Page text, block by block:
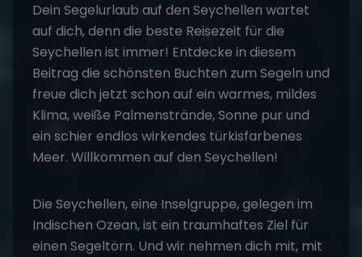
Dein Segelurlaub auf den Seychellen wartet
auf dich, denn die beste Reisezeit für die
Seychellen ist immer! Entdecke in diesem
Beitrag die schönsten Buchten zum Segeln und
freue dich jetzt schon auf ein warmes, mildes
Klima, weiße Palmenstrände, Sonne pur und
ein schier endlos wirkendes türkisfarbenes
Meer. Willkommen auf den Seychellen!
Die Seychellen, eine Inselgruppe, gelegen im
Indischen Ozean, ist ein traumhaftes Ziel für
einen Segeltörn. Und wir nehmen dich mit, mit